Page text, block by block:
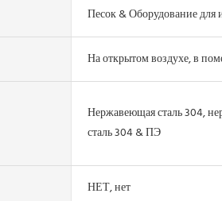
Песок & Оборудование для
На открытом воздухе, в
Нержавеющая сталь 304,
сталь 304 & ПЭ
НЕТ, нет